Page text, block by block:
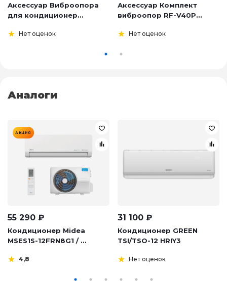
Аксессуар Виброопора
для кондиционер...
Нет оценок
Аксессуар Комплект
виброопор RF-V40P...
Нет оценок
Аналоги
АКЦИЯ
55 290 ₽
Кондиционер Midea
MSES1S-12FRN8G1 / ...
4,8
31 100 ₽
Кондиционер GREEN
TSI/TSO-12 HRIY3
Нет оценок